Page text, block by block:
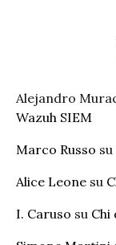
Alejandro
Wazuh SIEM
Marco Russo su
Alice Leone su
I. Caruso su Chi